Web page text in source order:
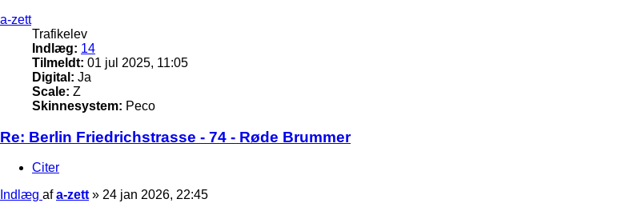
a-zett
Trafikelev
Indlæg: 14
Tilmeldt: 01 jul 2025, 11:05
Digital: Ja
Scale: Z
Skinnesystem: Peco
Re: Berlin Friedrichstrasse - 74 - Røde Brummer
Citer
Indlæg afa-zett » 24 jan 2026, 22:45